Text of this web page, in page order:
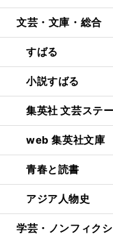
文芸・文庫・総合
すばる
小説すばる
集英社 文芸ステ
web 集英社文庫
青春と読書
アジア人物史
学芸・ノンフィク